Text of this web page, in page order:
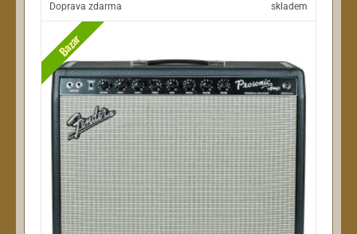
Doprava zdarma skladem
Bazar